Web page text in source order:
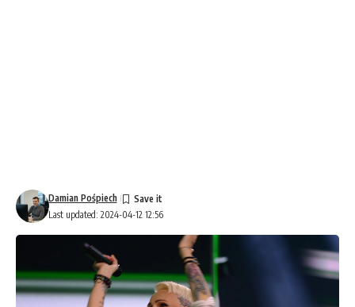
Last updated: 2024-04-12 12:56
Damian Pośpiech